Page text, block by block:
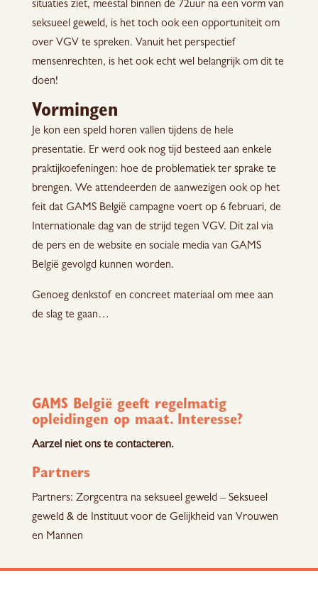
situaties ziet, meestal binnen de 72uur na een vorm van
seksueel geweld, is het toch ook een opportuniteit om
over VGV te spreken. Vanuit het perspectief
mensenrechten, is het ook echt wel belangrijk om dit te
doen!
Vormingen
Je kon een speld horen vallen tijdens de hele
presentatie. Er werd ook nog tijd besteed aan enkele
praktijkoefeningen: hoe de problematiek ter sprake te
brengen. We attendeerden de aanwezigen ook op het
feit dat GAMS België campagne voert op 6 februari, de
Internationale dag van de strijd tegen VGV. Dit zal via
de pers en de website en sociale media van GAMS
België gevolgd kunnen worden.
Genoeg denkstof en concreet materiaal om mee aan
de slag te gaan…
GAMS België geeft regelmatig
opleidingen op maat. Interesse?
Aarzel niet ons te contacteren.
Partners
Partners: Zorgcentra na seksueel geweld – Seksueel
geweld & de Instituut voor de Gelijkheid van Vrouwen
en Mannen